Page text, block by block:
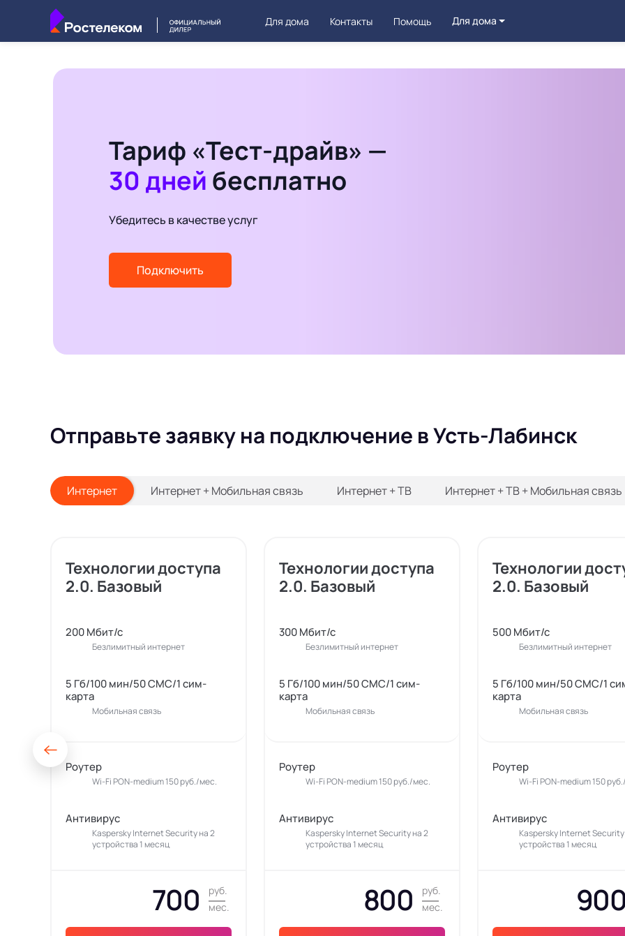
Для дома Контакты Помощь Для дома
Тариф «Тест-драйв» —
30 дней бесплатно
Убедитесь в качестве услуг
Подключить
Отправьте заявку на подключение в Усть-Лабинск
Интернет Интернет + Мобильная связь Интернет + ТВ Интернет + ТВ + Мобильная связь
Технологии доступа
2.0. Базовый
200 Мбит/с
Безлимитный интернет
5 Гб/100 мин/50 СМС/1 сим-
карта
Мобильная связь
Роутер
Wi-Fi PON-medium 150 руб./мес.
Антивирус
Kaspersky Internet Security на 2
устройства 1 месяц
700
руб.
мес.
Технологии доступа
2.0. Базовый
300 Мбит/с
Безлимитный интернет
5 Гб/100 мин/50 СМС/1 сим-
карта
Мобильная связь
Роутер
Wi-Fi PON-medium 150 руб./мес.
Антивирус
Kaspersky Internet Security на 2
устройства 1 месяц
800
руб.
мес.
Технологии
2.0. Базовый
500 Мбит/с
Безлимитный интернет
5 Гб/100 мин/50 СМС/1
карта
Мобильная связь
Роутер
Wi-Fi PON-medium 150
Антивирус
Kaspersky Internet
устройства 1 месяц
900